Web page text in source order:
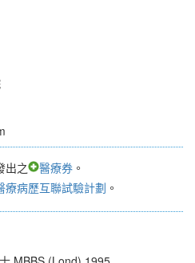
出之 醫療券 。
療病歷互聯試驗計劃 。